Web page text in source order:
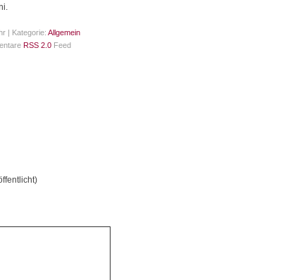
| Kategorie: Allgemein
RSS 2.0 Feed